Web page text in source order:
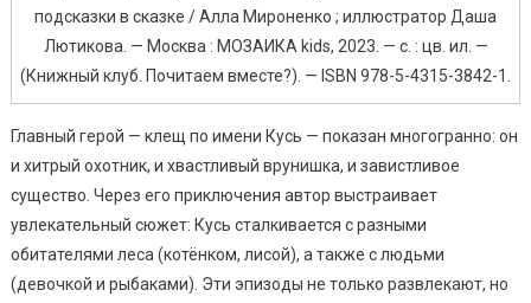
подсказки в сказке / Алла Мироненко ; иллюстратор Даша
Лютикова. — Москва : МОЗАИКА kids, 2023. — с. : цв. ил. —
(Книжный клуб. Почитаем вместе?). — ISBN 978-5-4315-3842-1.
Главный герой — клещ по имени Кусь — показан многогранно: он
и хитрый охотник, и хвастливый врунишка, и завистливое
существо. Через его приключения автор выстраивает
увлекательный сюжет: Кусь сталкивается с разными
обитателями леса (котёнком, лисой), а также с людьми
(девочкой и рыбаками). Эти эпизоды не только развлекают, но